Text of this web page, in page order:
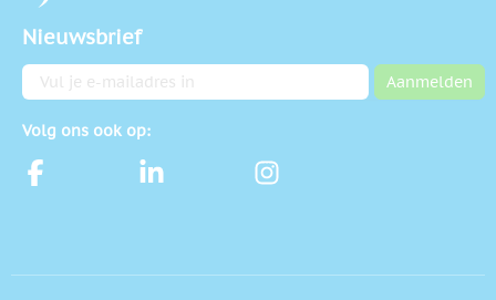
Nieuwsbrief
E-mailadres Aanmelden
Volg ons ook op: